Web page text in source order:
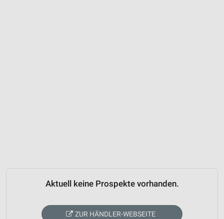
Aktuell keine Prospekte vorhanden.
ZUR HÄNDLER-WEBSEITE